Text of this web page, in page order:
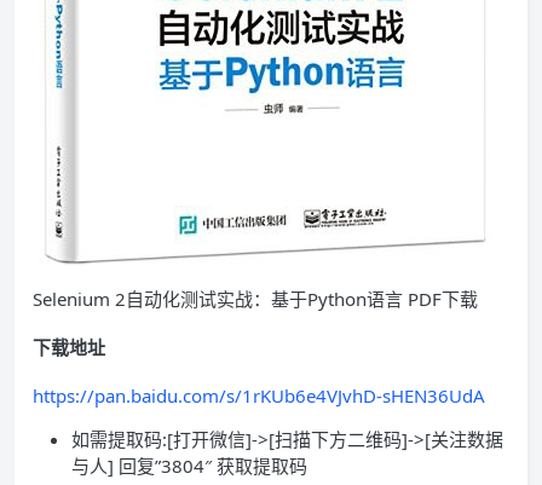
Selenium 2自动化测试实战：基于Python语言 PDF下载
下载地址
https://pan.baidu.com/s/1rKUb6e4VJvhD-sHEN36UdA
如需提取码:[打开微信]->[扫描下方二维码]->[关注数据
与人] 回复”3804″ 获取提取码